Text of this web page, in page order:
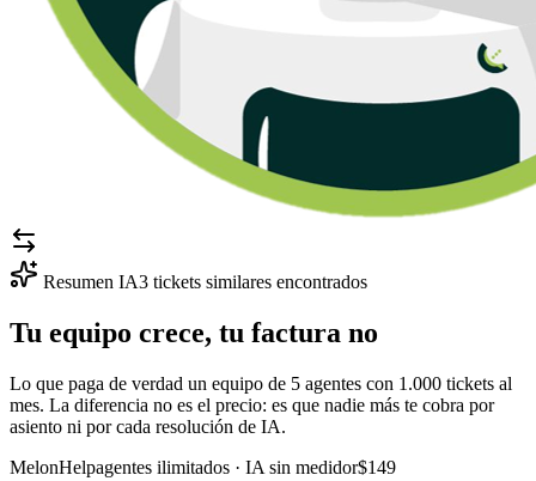
Resumen IA3 tickets similares encontrados
Tu equipo crece, tu factura no
Lo que paga de verdad un equipo de 5 agentes con 1.000 tickets al
mes. La diferencia no es el precio: es que nadie más te cobra por
asiento ni por cada resolución de IA.
MelonHelpagentes ilimitados · IA sin medidor$149